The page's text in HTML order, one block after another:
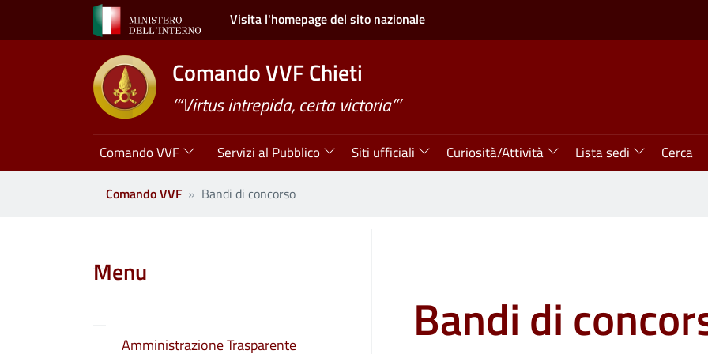
Salta al contenuto principale Visita l'homepage del sito nazionale
Comando VVF Chieti
’“Virtus intrepida, certa victoria”’
Navigazione principale
Comando VVF Servizi al Pubblico Siti ufficiali Curiosità/Attività Lista sedi Cerca
Comando VVF Bandi di concorso
Bandi di
Menu
Amministrazione Trasparente